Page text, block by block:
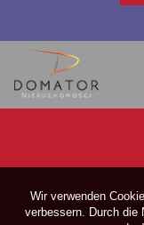
Wir verwenden
verbessern. Durch die